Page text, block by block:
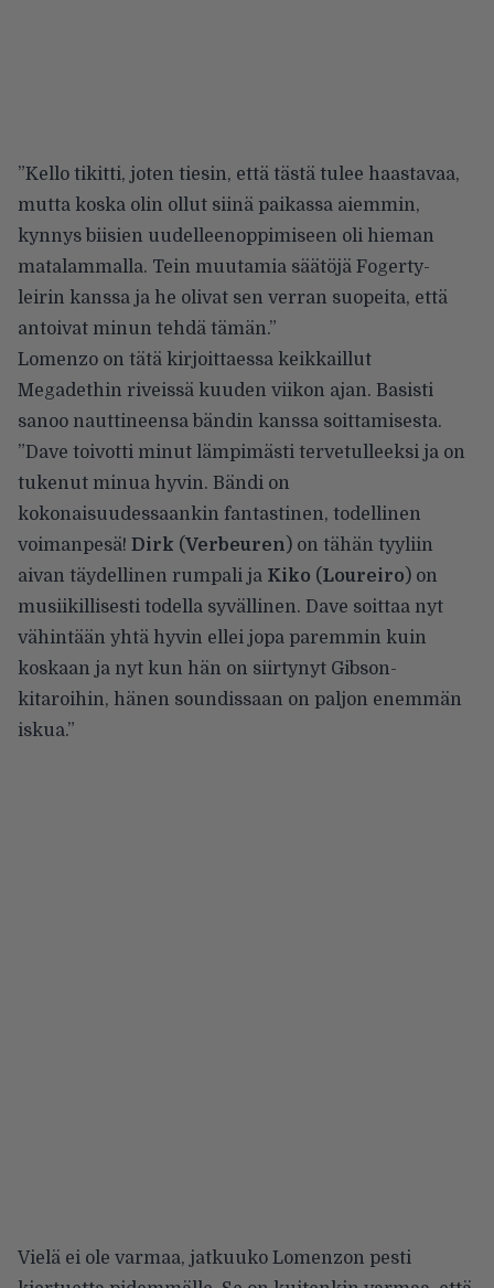
”Kello tikitti, joten tiesin, että tästä tulee haastavaa,
mutta koska olin ollut siinä paikassa aiemmin,
kynnys biisien uudelleenoppimiseen oli hieman
matalammalla. Tein muutamia säätöjä Fogerty-
leirin kanssa ja he olivat sen verran suopeita, että
antoivat minun tehdä tämän.”
Lomenzo on tätä kirjoittaessa keikkaillut
Megadethin riveissä kuuden viikon ajan. Basisti
sanoo nauttineensa bändin kanssa soittamisesta.
”Dave toivotti minut lämpimästi tervetulleeksi ja on
tukenut minua hyvin. Bändi on
kokonaisuudessaankin fantastinen, todellinen
voimanpesä! Dirk (Verbeuren ) on tähän tyyliin
aivan täydellinen rumpali ja Kiko (Loureiro ) on
musiikillisesti todella syvällinen. Dave soittaa nyt
vähintään yhtä hyvin ellei jopa paremmin kuin
koskaan ja nyt kun hän on siirtynyt Gibson-
kitaroihin, hänen soundissaan on paljon enemmän
iskua.”
Vielä ei ole varmaa, jatkuuko Lomenzon pesti